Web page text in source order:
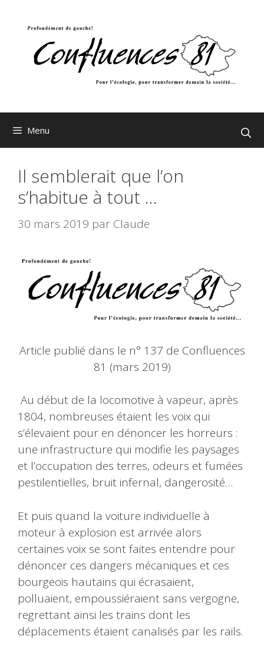
Menu
Il semblerait que l’on
s’habitue à tout …
30 mars 2019 par Claude
Article publié dans le n° 137 de Confluences
81 (mars 2019)
Au début de la locomotive à vapeur, après
1804, nombreuses étaient les voix qui
s’élevaient pour en dénoncer les horreurs :
une infrastructure qui modifie les paysages
et l’occupation des terres, odeurs et fumées
pestilentielles, bruit infernal, dangerosité…
Et puis quand la voiture individuelle à
moteur à explosion est arrivée alors
certaines voix se sont faites entendre pour
dénoncer ces dangers mécaniques et ces
bourgeois hautains qui écrasaient,
polluaient, empoussiéraient sans vergogne,
regrettant ainsi les trains dont les
déplacements étaient canalisés par les rails.